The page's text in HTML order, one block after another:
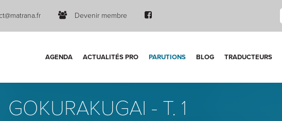
Devenir membre
AGENDA ACTUALITÉS PRO PARUTIONS BLOG TRADUCTEURS
GOKURAKUGAI - T. 1